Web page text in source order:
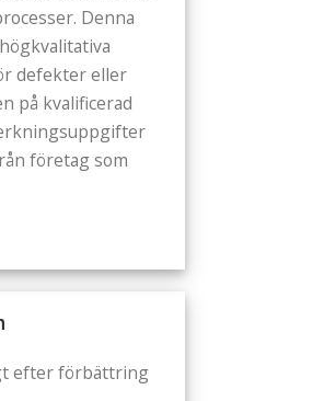
Denna
defekter eller
på kvalificerad
företag som
efter förbättring